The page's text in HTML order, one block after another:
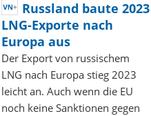
Russland baute 2023
LNG-Exporte nach
Europa aus
Der Export von russischem
LNG nach Europa stieg 2023
leicht an. Auch wenn die EU
noch keine Sanktionen gegen